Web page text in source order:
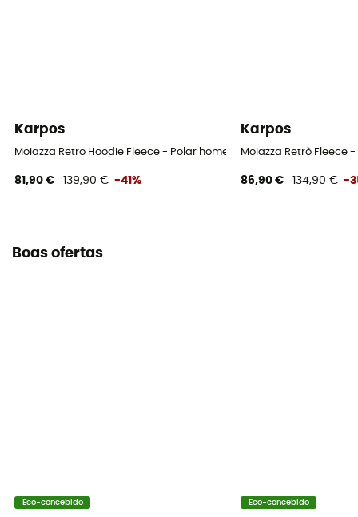
Karpos
Moiazza Retro Hoodie Fleece - Polar homem
81,90 € 139,90 € -41%
Karpos
Moiazza Retrò Fleece
86,90 € 134,90 € -
Boas ofertas
Eco-concebido Eco-concebido